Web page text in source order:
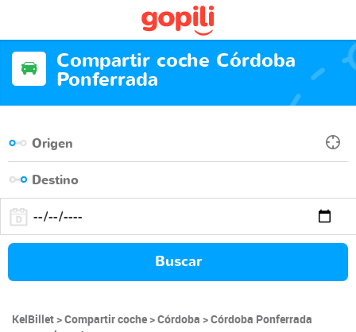
Compartir coche Córdoba
Ponferrada
Buscar
KelBillet Compartir coche Córdoba
Córdoba Ponferrada